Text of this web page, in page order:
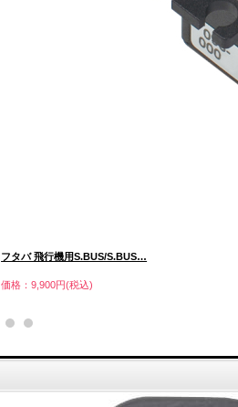
フタバ 飛行機用S.BUS/S.BUS…
価格：9,900円(税込)